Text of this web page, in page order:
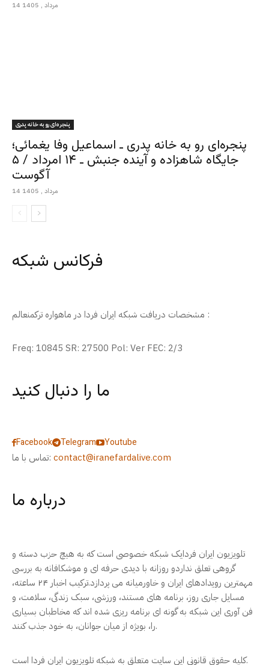
14 مرداد , 1405
پنجره‌ای رو به خانه پدری
پنجره‌ای رو به خانه پدری ـ اسماعیل وفا یغمائی؛
جایگاه شاهزاده و آینده جنبش ـ ۱۴ امرداد / ۵
آگوست
14 مرداد , 1405
فرکانس شبکه
مشخصات دریافت شبکه ایران فردا در ماهواره ترکمنعالم :
Freq: 10845 SR: 27500 Pol: Ver FEC: 2/3
ما را دنبال کنید
Facebook Telegram
Youtube
تماس با ما: contact@iranefardalive.com
درباره ما
تلویزیون ایران فردایک شبکه خصوصی است که به هیچ حزب دسته و
گروهی تعلق نداردو روزانه با دیدی حرفه ای و موشکافانه به بررسی
مهمترین رویدادهای ایران و خاورمیانه می پردازد.ترکیب اخبار ۲۴ ساعته،
مسایل جاری روز، برنامه های مستند، ورزشی، سبک زندگی، سلامت، و
فن آوری این شبکه به گونه ای برنامه ریزی شده اند که مخاطبان بسیاری
را، بویژه از میان جوانان، به خود جذب کنند.
کلیه حقوق قانونی این سایت متعلق به شبکه تلویزیون ایران فردا است.